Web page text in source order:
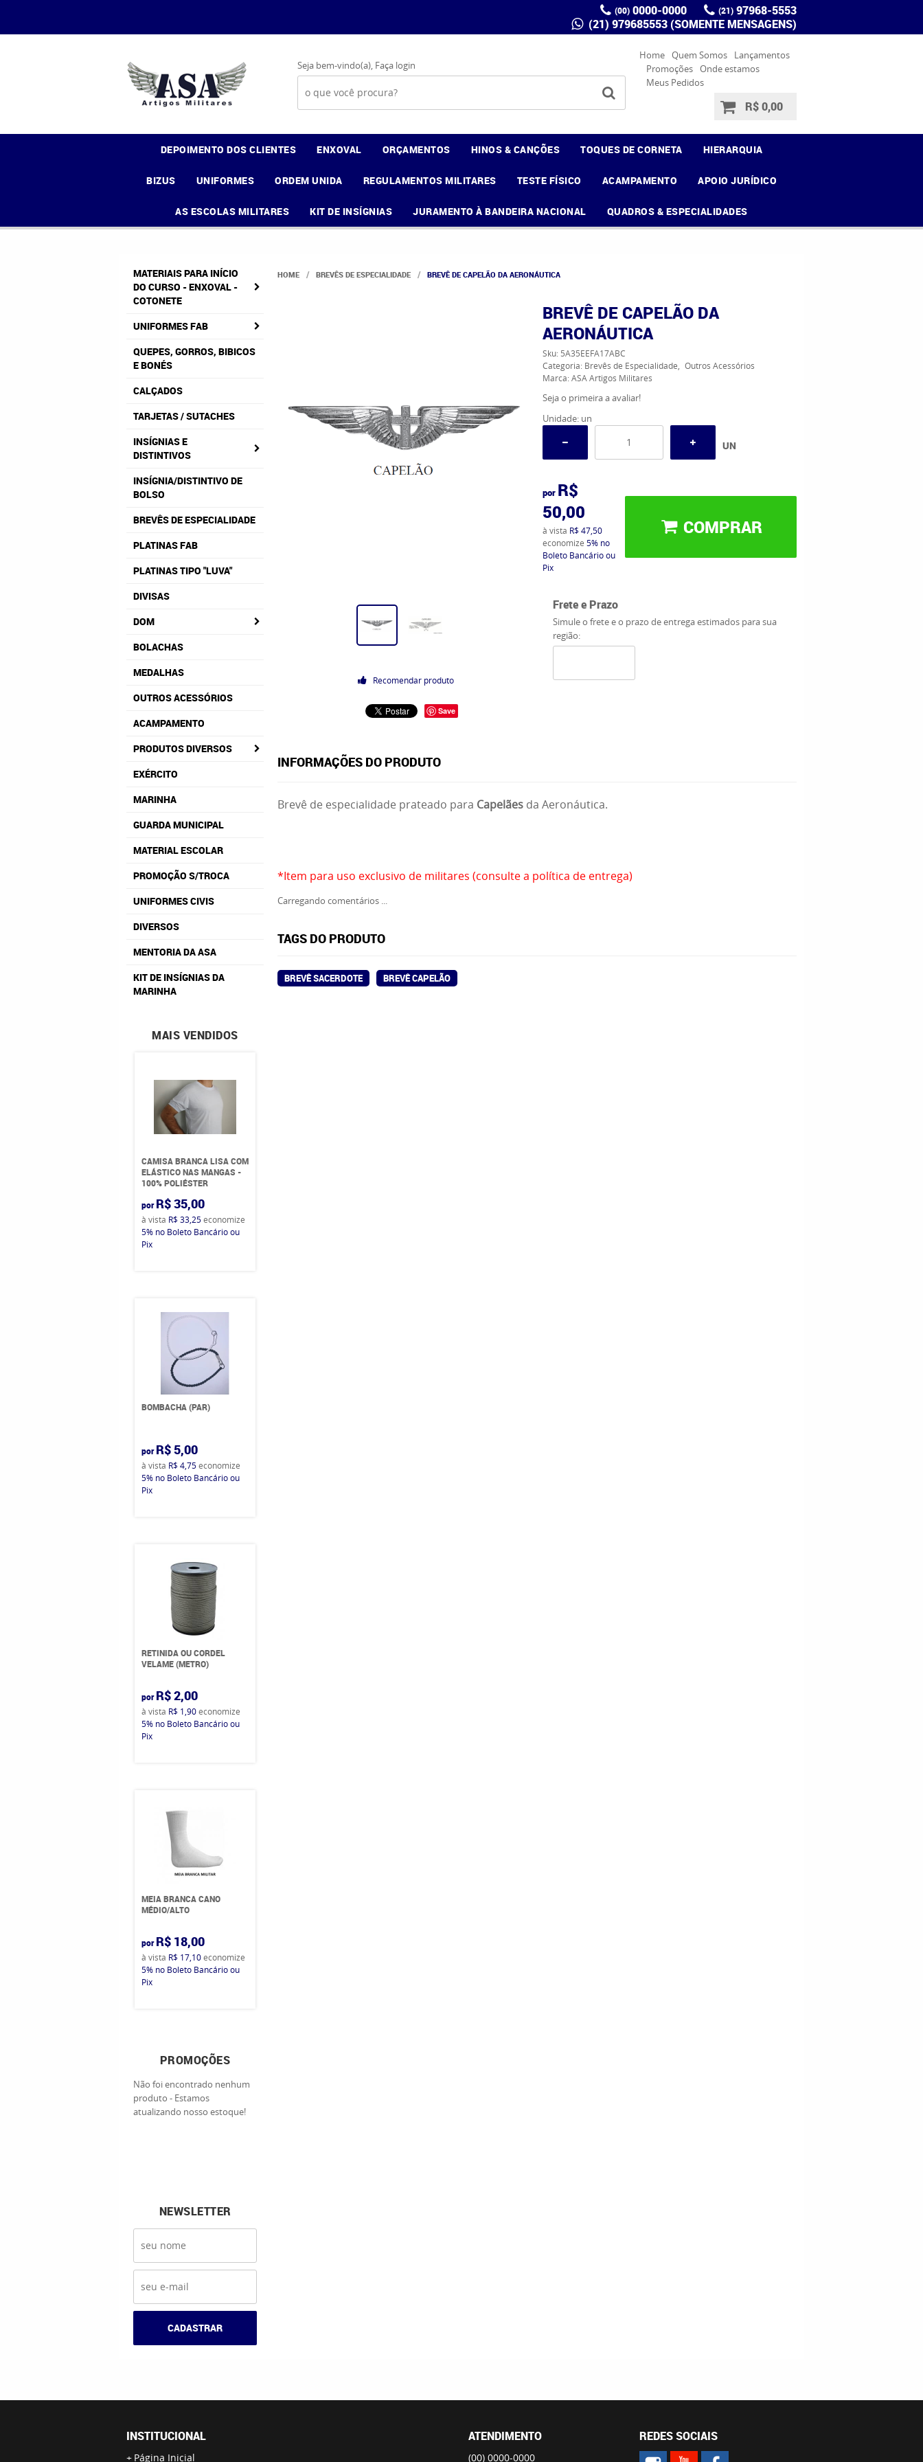
(00) 0000-0000 (21) 97968-5553
(21) 979685553 (SOMENTE MENSAGENS)
Seja bem-vindo(a), Faça login
Home Quem Somos
Lançamentos
Promoções Onde estamos
Meus Pedidos
R$ 0,00
DEPOIMENTO DOS CLIENTES ENXOVAL ORÇAMENTOS HINOS & CANÇÕES TOQUES DE CORNETA HIERARQUIA
BIZUS UNIFORMES ORDEM UNIDA REGULAMENTOS MILITARES TESTE FÍSICO ACAMPAMENTO APOIO JURÍDICO
AS ESCOLAS MILITARES KIT DE INSÍGNIAS JURAMENTO À BANDEIRA NACIONAL QUADROS & ESPECIALIDADES
MATERIAIS PARA INÍCIO
DO CURSO - ENXOVAL -
COTONETE
UNIFORMES FAB
QUEPES, GORROS, BIBICOS
E BONÉS
CALÇADOS
TARJETAS / SUTACHES
INSÍGNIAS E
DISTINTIVOS
INSÍGNIA/DISTINTIVO DE
BOLSO
BREVÊS DE ESPECIALIDADE
PLATINAS FAB
PLATINAS TIPO "LUVA"
DIVISAS
DOM
BOLACHAS
MEDALHAS
OUTROS ACESSÓRIOS
ACAMPAMENTO
PRODUTOS DIVERSOS
EXÉRCITO
MARINHA
GUARDA MUNICIPAL
MATERIAL ESCOLAR
PROMOÇÃO S/TROCA
UNIFORMES CIVIS
DIVERSOS
MENTORIA DA ASA
KIT DE INSÍGNIAS DA
MARINHA
MAIS VENDIDOS
CAMISA BRANCA LISA COM
ELÁSTICO NAS MANGAS -
100% POLIÉSTER
por R$ 35,00
à vista R$ 33,25economize
5% no Boleto Bancário ou
Pix
BOMBACHA (PAR)
por R$ 5,00
à vista R$ 4,75economize
5% no Boleto Bancário ou
Pix
RETINIDA OU CORDEL
VELAME (METRO)
por R$ 2,00
à vista R$ 1,90economize
5% no Boleto Bancário ou
Pix
MEIA BRANCA CANO
MÉDIO/ALTO
por R$ 18,00
à vista R$ 17,10economize
5% no Boleto Bancário ou
Pix
PROMOÇÕES
Não foi encontrado nenhum
produto - Estamos
atualizando nosso estoque!
NEWSLETTER
CADASTRAR
HOME BREVÊS DE ESPECIALIDADE BREVÊ DE CAPELÃO DA AERONÁUTICA
Recomendar produto
Save
BREVÊ DE CAPELÃO DA
AERONÁUTICA
Sku: 5A35EEFA17ABC
Categoria: Brevês de Especialidade
Outros Acessórios
Marca:ASA Artigos Militares
Seja o primeira a avaliar!
Unidade: un
UN
por R$
50,00
à vista R$ 47,50
economize 5% no
Boleto Bancário ou
Pix
COMPRAR
Frete e Prazo
Simule o frete e o prazo de entrega estimados para sua
região:
INFORMAÇÕES DO PRODUTO
Brevê de especialidade prateado para Capelães da Aeronáutica.
*Item para uso exclusivo de militares (consulte a política de entrega)
Carregando comentários ...
TAGS DO PRODUTO
BREVÊ SACERDOTE BREVÊ CAPELÃO
INSTITUCIONAL
Página Inicial
ATENDIMENTO
(00) 0000-0000
REDES SOCIAIS